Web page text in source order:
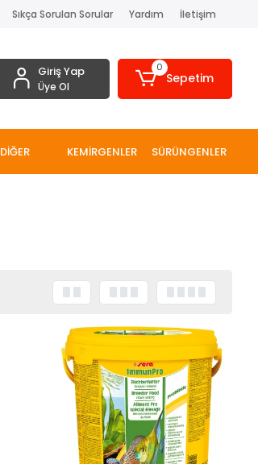
Sıkça Sorulan Sorular Yardım İletişim
Giriş Yap
Üye Ol
0
Sepetim
DİĞER KEMİRGENLER SÜRÜNGENLER